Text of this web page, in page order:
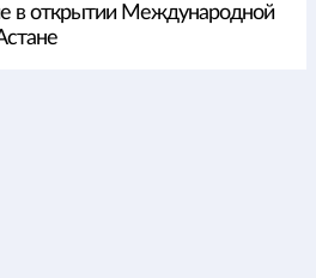
в открытии Международной